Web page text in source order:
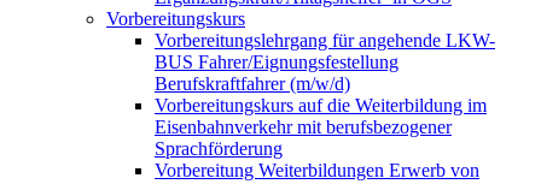
Vorbereitungskurs
Vorbereitungslehrgang für angehende LKW-
BUS Fahrer/Eignungsfestellung
Berufskraftfahrer (m/w/d)
Vorbereitungskurs auf die Weiterbildung im
Eisenbahnverkehr mit berufsbezogener
Sprachförderung
Vorbereitung Weiterbildungen Erwerb von